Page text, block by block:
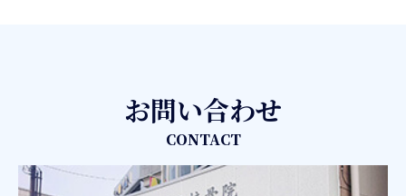
お問い合わせ
CONTACT